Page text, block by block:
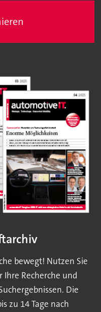
bewegt! Nutzen Sie
Recherche und
Die
zu 14 Tage nach